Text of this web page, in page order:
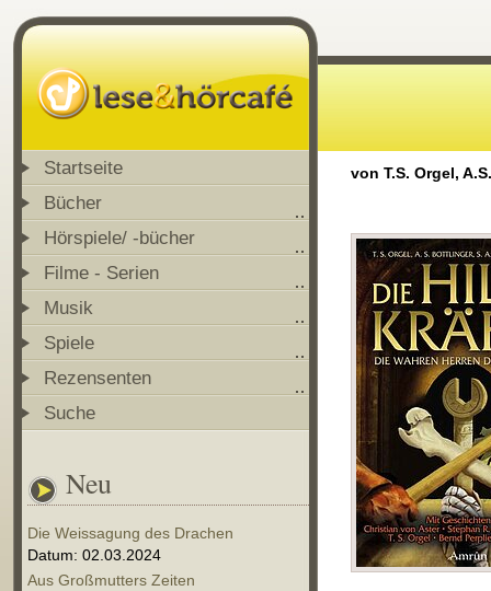
Startseite
Bücher
Hörspiele/ -bücher
Filme - Serien
Musik
Spiele
Rezensenten
Suche
Neu
Die Weissagung des Drachen
Datum: 02.03.2024
Aus Großmutters Zeiten
von T.S. Orgel,